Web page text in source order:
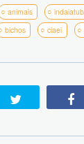
animais
bichos ciaei